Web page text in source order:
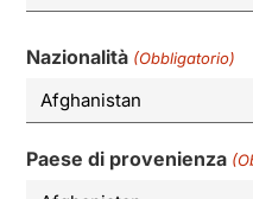
Nazionalità (Obbligatorio)
Paese di provenienza